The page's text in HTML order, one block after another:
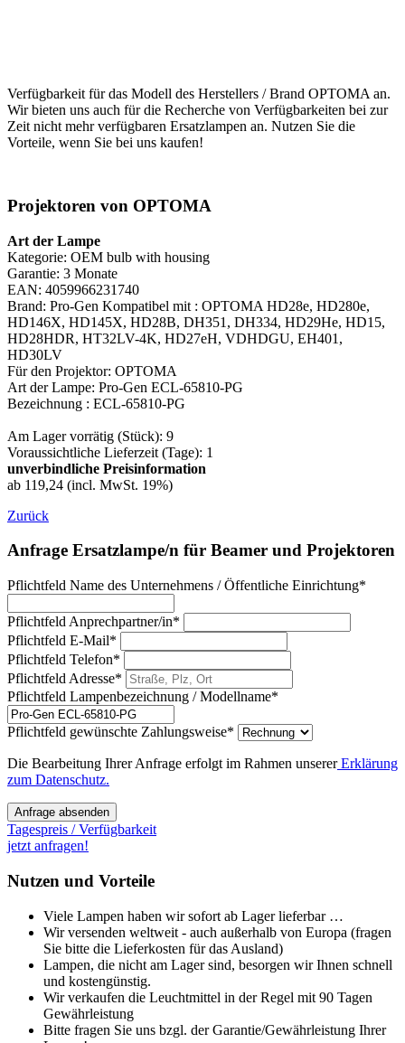
Verfügbarkeit für das Modell des Herstellers / Brand OPTOMA an.
Wir bieten uns auch für die Recherche von Verfügbarkeiten bei zur
Zeit nicht mehr verfügbaren Ersatzlampen an. Nutzen Sie die
Vorteile, wenn Sie bei uns kaufen!
Projektoren von OPTOMA
Art der Lampe
Kategorie: OEM bulb with housing
Garantie: 3 Monate
EAN: 4059966231740
Brand: Pro-Gen Kompatibel mit : OPTOMA HD28e, HD280e,
HD146X, HD145X, HD28B, DH351, DH334, HD29He, HD15,
HD28HDR, HT32LV-4K, HD27eH, VDHDGU, EH401,
HD30LV
Für den Projektor: OPTOMA
Art der Lampe: Pro-Gen ECL-65810-PG
Bezeichnung : ECL-65810-PG
Am Lager vorrätig (Stück): 9
Voraussichtliche Lieferzeit (Tage): 1
unverbindliche Preisinformation
ab 119,24 (incl. MwSt. 19%)
Zurück
Anfrage Ersatzlampe/n für Beamer und Projektoren
Pflichtfeld Name des Unternehmens / Öffentliche Einrichtung*
Pflichtfeld Anprechpartner/in*
Pflichtfeld E-Mail*
Pflichtfeld Telefon*
Pflichtfeld Adresse*
Pflichtfeld Lampenbezeichnung / Modellname*
Pflichtfeld gewünschte Zahlungsweise*
Die Bearbeitung Ihrer Anfrage erfolgt im Rahmen unsererErklärung
zum Datenschutz.
Anfrage absenden
Tagespreis / Verfügbarkeit
jetzt anfragen!
Nutzen und Vorteile
Viele Lampen haben wir sofort ab Lager lieferbar …
Wir versenden weltweit - auch außerhalb von Europa (fragen
Sie bitte die Lieferkosten für das Ausland)
Lampen, die nicht am Lager sind, besorgen wir Ihnen schnell
und kostengünstig.
Wir verkaufen die Leuchtmittel in der Regel mit 90 Tagen
Gewährleistung
Bitte fragen Sie uns bzgl. der Garantie/Gewährleistung Ihrer